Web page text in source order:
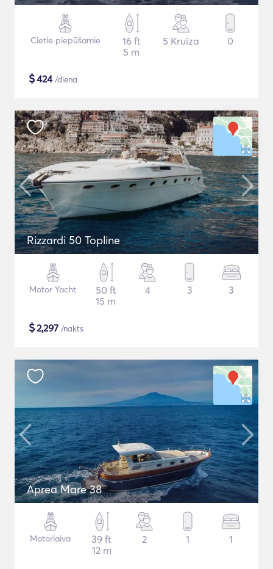
Cietie piepūšamie
16 ft
5 m
5 Kruīza 0
$424/diena
Rizzardi 50 Topline
Motor Yacht
50 ft
15 m
4 3 3
$2,297 /nakts
Aprea Mare 38
Motorlaiva
39 ft
12 m
2 1 1